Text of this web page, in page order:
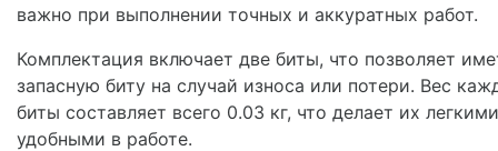
важно при выполнении точных и аккуратных работ.
Комплектация включает две биты, что позволяет
запасную биту на случай износа или потери. Вес
биты составляет всего 0.03 кг, что делает их
удобными в работе.